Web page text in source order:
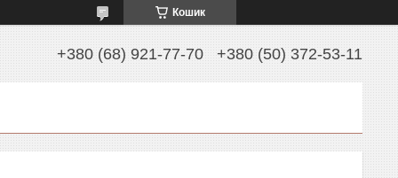
Кошик
+380 (68) 921-77-70 +380 (50) 372-53-11